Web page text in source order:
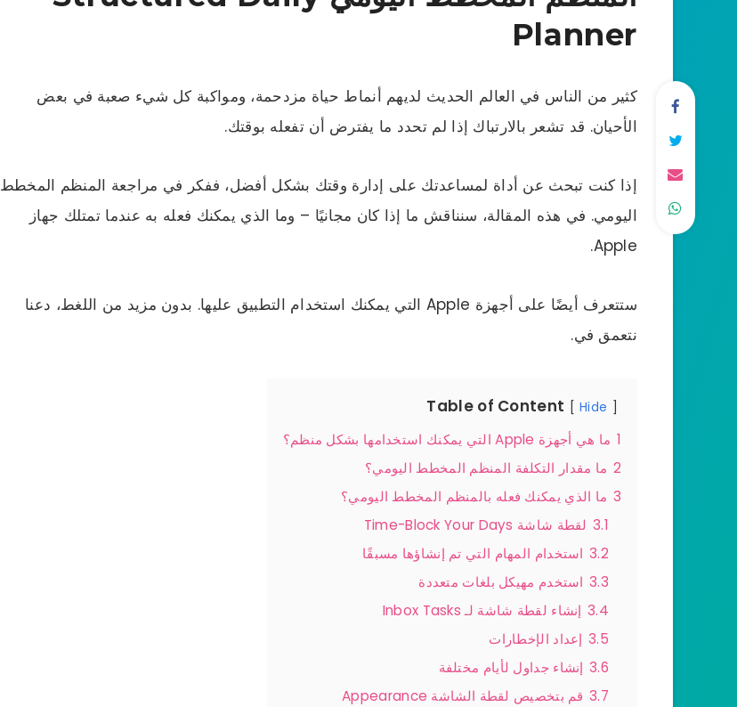
Planner
كثير من الناس في العالم الحديث لديهم أنماط حياة مزدحمة، ومواكبة كل شيء صعبة في بعض
الأحيان. قد تشعر بالارتباك إذا لم تحدد ما يفترض أن تفعله بوقتك.
إذا كنت تبحث عن أداة لمساعدتك على إدارة وقتك بشكل أفضل، ففكر في مراجعة المنظم المخطط
اليومي. في هذه المقالة، سنناقش ما إذا كان مجانيًا – وما الذي يمكنك فعله به عندما تمتلك جهاز
Apple.
ستتعرف أيضًا على أجهزة Apple التي يمكنك استخدام التطبيق عليها. بدون مزيد من اللغط، دعنا
نتعمق في.
Table of Content Hide
1 ما هي أجهزة Apple التي يمكنك استخدامها بشكل منظم؟
2 ما مقدار التكلفة المنظم المخطط اليومي؟
3 ما الذي يمكنك فعله بالمنظم المخطط اليومي؟
3.1 لقطة شاشة Time-Block Your Days
3.2 استخدام المهام التي تم إنشاؤها مسبقًا
3.3 استخدم مهيكل بلغات متعددة
3.4 إنشاء لقطة شاشة لـ Inbox Tasks
3.5 إعداد الإخطارات
3.6 إنشاء جداول لأيام مختلفة
3.7 قم بتخصيص لقطة الشاشة Appearance